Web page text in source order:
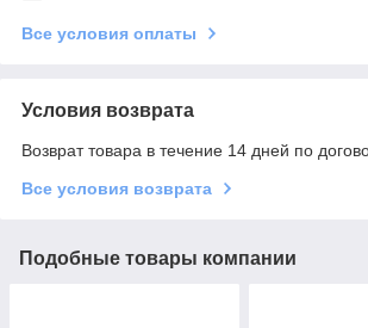
Все условия оплаты
Условия возврата
Возврат товара в течение 14 дней по
Все условия возврата
Подобные товары компании